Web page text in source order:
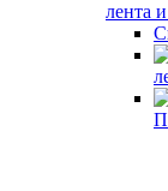
лента